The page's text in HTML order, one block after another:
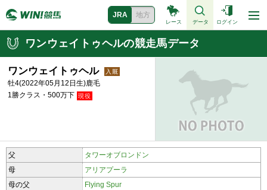
JRA 地方
レース データ ログイン
ワンウェイトゥヘルの競走馬データ
ワンウェイトゥヘル
牡4(2022年05月12日生)鹿毛
1勝クラス・500万下
父
タワーオブロンドン
母
アリアプーラ
母の父
Flying Spur